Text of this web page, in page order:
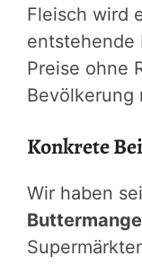
Fleisch wird
entstehende
Preise ohne
Bevölkerung
Konkrete
Wir haben